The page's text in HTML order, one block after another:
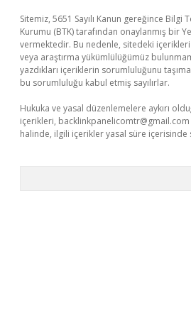
Sitemiz, 5651 Sayılı Kanun gereğince Bilgi
Kurumu (BTK) tarafından onaylanmış bir
vermektedir. Bu nedenle, sitedeki
veya araştırma yükümlülüğümüz
yazdıkları içeriklerin sorumluluğunu
bu sorumluluğu kabul etmiş sayılırlar.
Hukuka ve yasal düzenlemelere aykırı
içerikleri, backlinkpanelicomtr@gmail.com
halinde, ilgili içerikler yasal süre içerisinde